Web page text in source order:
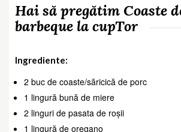
Hai să pregătim Coaste
barbeque la cupTor
Ingrediente:
2 buc de coaste/săricică de porc
1 lingură bună de miere
2 linguri de pasata de roșii
1 lingură de oregano